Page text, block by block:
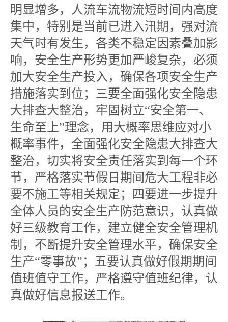
明显增多，人流车流物流短时间内高度
集中，特别是当前已进入汛期，强对流
天气时有发生，各类不稳定因素叠加影
响，安全生产形势更加严峻复杂，必须
加大安全生产投入，确保各项安全生产
措施落实到位；三要全面强化安全隐患
大排查大整治，牢固树立“安全第一、
生命至上”理念，用大概率思维应对小
概率事件，全面强化安全隐患大排查大
整治，切实将安全责任落实到每一个环
节，严格落实节假日期间危大工程非必
要不施工等相关规定；四要进一步提升
全体人员的安全生产防范意识，认真做
好三级教育工作，建立健全安全管理机
制，不断提升安全管理水平，确保安全
生产“零事故”；五要认真做好假期期间
值班值守工作，严格遵守值班纪律，认
真做好信息报送工作。